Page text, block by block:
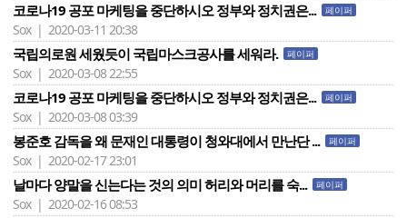
코로나19 공포 마케팅을 중단하시오 정부와 정치권은... 페이퍼
Sox | 2020-03-11 20:38
국립의로원 세웠듯이 국립마스크공사를 세워라. 페이퍼
Sox | 2020-03-08 22:55
코로나19 공포 마케팅을 중단하시오 정부와 정치권은... 페이퍼
Sox | 2020-03-08 03:39
봉준호 감독을 왜 문재인 대통령이 청와대에서 만난단 ... 페이퍼
Sox | 2020-02-17 23:01
날마다 양말을 신는다는 것의 의미 허리와 머리를 숙... 페이퍼
Sox | 2020-02-16 08:53